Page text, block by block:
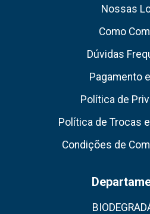
Nossas
Como
Dúvidas
Pagamento
Política de
Política de Trocas
Condições de